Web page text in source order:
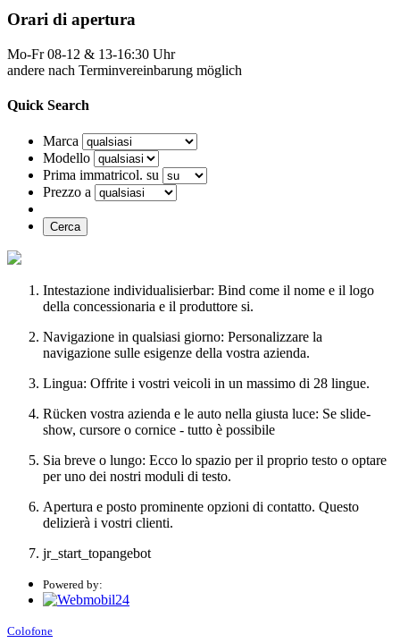
Orari di apertura
Mo-Fr 08-12 & 13-16:30 Uhr
andere nach Terminvereinbarung möglich
Quick Search
Marca
Modello
Prima immatricol. su
Prezzo a
Cerca
Intestazione individualisierbar: Bind come il nome e il logo
della concessionaria e il produttore si.
Navigazione in qualsiasi giorno: Personalizzare la
navigazione sulle esigenze della vostra azienda.
Lingua: Offrite i vostri veicoli in un massimo di 28 lingue.
Rücken vostra azienda e le auto nella giusta luce: Se slide-
show, cursore o cornice - tutto è possibile
Sia breve o lungo: Ecco lo spazio per il proprio testo o optare
per uno dei nostri moduli di testo.
Apertura e posto prominente opzioni di contatto. Questo
delizierà i vostri clienti.
jr_start_topangebot
Powered by:
Colofone